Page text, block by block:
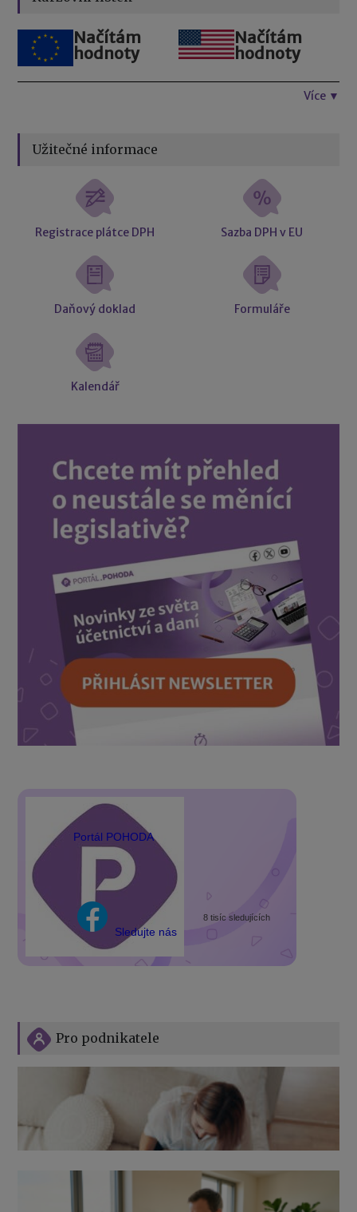
Načítám
hodnoty
Načítám
hodnoty
Více ▼
Užitečné informace
Registrace plátce DPH Sazba DPH v EU
Daňový doklad Formuláře
Kalendář
Portál POHODA
Sledujte nás
8 tisíc sledujících
Pro podnikatele